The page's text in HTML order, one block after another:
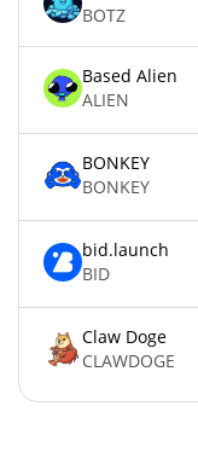
BOTZ
Based Alien
ALIEN
BONKEY
BONKEY
bid.launch
BID
Claw Doge
CLAWDOGE